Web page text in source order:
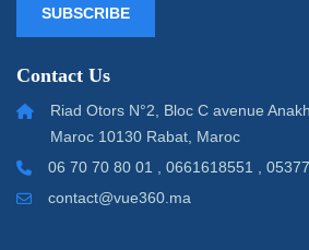
SUBSCRIBE
Contact Us
Riad Otors N°2, Bloc C avenue
Maroc 10130 Rabat, Maroc
06 70 70 80 01 , 0661618551 ,
contact@vue360.ma